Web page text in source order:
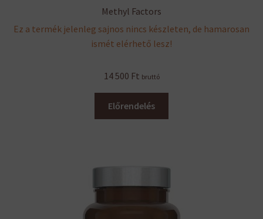
Methyl Factors
Ez a termék jelenleg sajnos nincs készleten, de hamarosan
ismét elérhető lesz!
14 500 Ft bruttó
Előrendelés